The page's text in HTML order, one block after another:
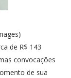
de R$ 143
convocações
de sua